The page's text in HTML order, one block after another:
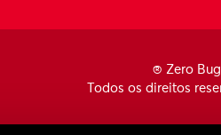
® Zero
Todos os direitos